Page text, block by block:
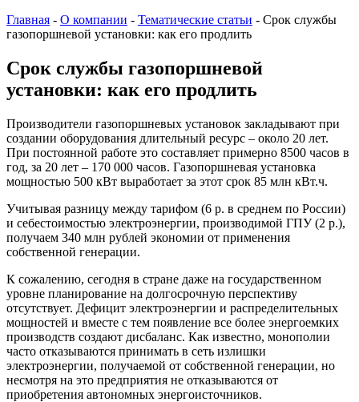
Главная - О компании - Тематические статьи - Срок службы
газопоршневой установки: как его продлить
Срок службы газопоршневой
установки: как его продлить
Производители газопоршневых установок закладывают при
создании оборудования длительный ресурс – около 20 лет.
При постоянной работе это составляет примерно 8500 часов в
год, за 20 лет – 170 000 часов. Газопоршневая установка
мощностью 500 кВт выработает за этот срок 85 млн кВт.ч.
Учитывая разницу между тарифом (6 р. в среднем по России)
и себестоимостью электроэнергии, производимой ГПУ (2 р.),
получаем 340 млн рублей экономии от применения
собственной генерации.
К сожалению, сегодня в стране даже на государственном
уровне планирование на долгосрочную перспективу
отсутствует. Дефицит электроэнергии и распределительных
мощностей и вместе с тем появление все более энергоемких
производств создают дисбаланс. Как известно, монополии
часто отказываются принимать в сеть излишки
электроэнергии, получаемой от собственной генерации, но
несмотря на это предприятия не отказываются от
приобретения автономных энергоисточников.